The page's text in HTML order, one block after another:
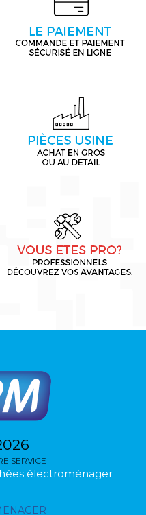
SERVICE
électroménager